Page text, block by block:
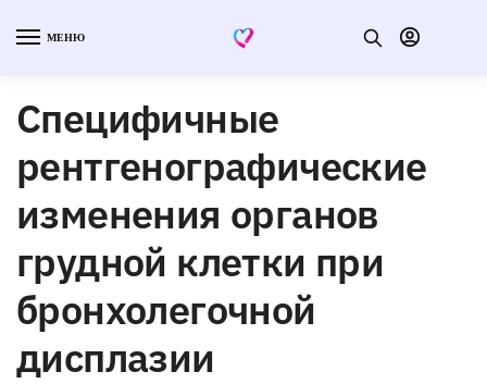
МЕНЮ
Специфичные
рентгенографические
изменения органов
грудной клетки при
бронхолегочной
дисплазии